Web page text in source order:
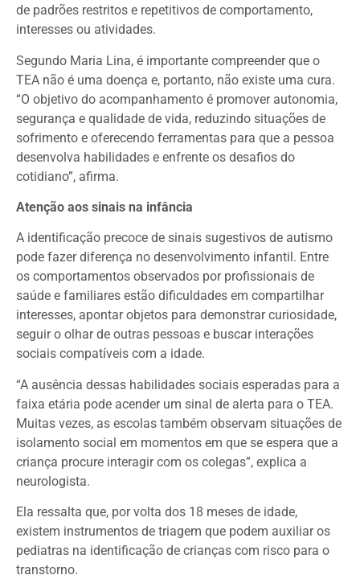
de padrões restritos e repetitivos de comportamento,
interesses ou atividades.
Segundo Maria Lina, é importante compreender que o
TEA não é uma doença e, portanto, não existe uma cura.
“O objetivo do acompanhamento é promover autonomia,
segurança e qualidade de vida, reduzindo situações de
sofrimento e oferecendo ferramentas para que a pessoa
desenvolva habilidades e enfrente os desafios do
cotidiano”, afirma.
Atenção aos sinais na infância
A identificação precoce de sinais sugestivos de autismo
pode fazer diferença no desenvolvimento infantil. Entre
os comportamentos observados por profissionais de
saúde e familiares estão dificuldades em compartilhar
interesses, apontar objetos para demonstrar curiosidade,
seguir o olhar de outras pessoas e buscar interações
sociais compatíveis com a idade.
“A ausência dessas habilidades sociais esperadas para a
faixa etária pode acender um sinal de alerta para o TEA.
Muitas vezes, as escolas também observam situações de
isolamento social em momentos em que se espera que a
criança procure interagir com os colegas”, explica a
neurologista.
Ela ressalta que, por volta dos 18 meses de idade,
existem instrumentos de triagem que podem auxiliar os
pediatras na identificação de crianças com risco para o
transtorno.